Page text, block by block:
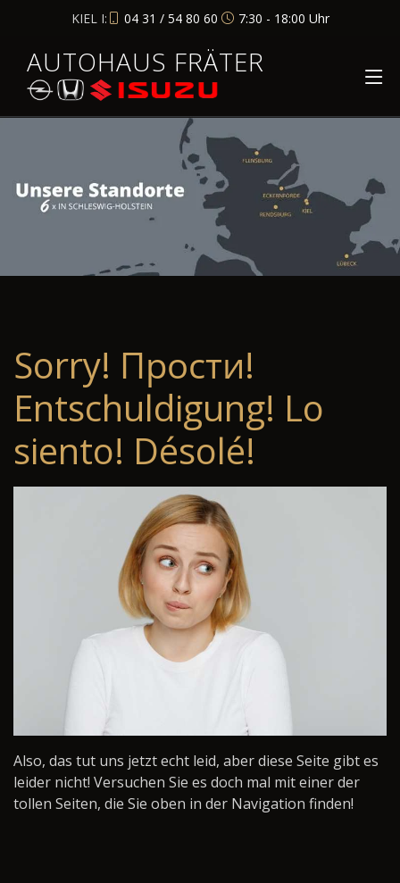
KIEL I: 04 31 / 54 80 60 7:30 - 18:00 Uhr
AUTOHAUS FRÄTER
Sorry! Прости!
Entschuldigung! Lo
siento! Désolé!
Also, das tut uns jetzt echt leid, aber diese Seite gibt es
leider nicht! Versuchen Sie es doch mal mit einer der
tollen Seiten, die Sie oben in der Navigation finden!